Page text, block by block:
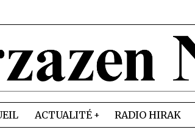
ACTUALITÉ RADIO HIRAK